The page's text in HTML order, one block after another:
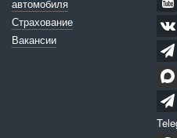
автомобиля
Страхование
Вакансии